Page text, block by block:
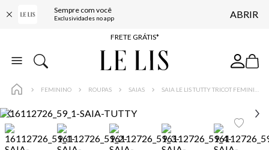
Sempre com você
Exclusividades no app ABRIR
ENTREGA EXPRESSA*
FRETE GRÁTIS*
BAIXE O APP
FEMININO ROUPAS SAIAS